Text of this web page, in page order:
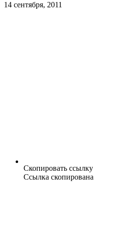
14 сентября, 2011
Скопировать ссылку
Ссылка скопирована